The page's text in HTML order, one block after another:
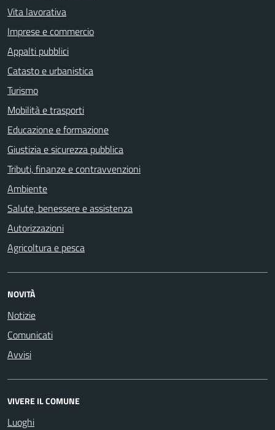
Vita lavorativa
Imprese e commercio
Appalti pubblici
Catasto e urbanistica
Turismo
Mobilità e trasporti
Educazione e formazione
Giustizia e sicurezza pubblica
Tributi, finanze e contravvenzioni
Ambiente
Salute, benessere e assistenza
Autorizzazioni
Agricoltura e pesca
NOVITÀ
Notizie
Comunicati
Avvisi
VIVERE IL COMUNE
Luoghi